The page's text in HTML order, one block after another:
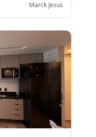
Marck Jesus